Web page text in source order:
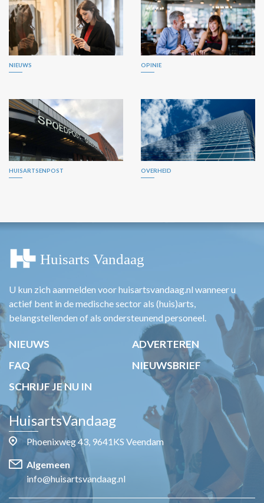
NIEUWS OPINIE
HUISARTSENPOST OVERHEID
U kun zich aanmelden voor huisartsvandaag.nl wanneer u
actief bent in de medische sector als (huis)arts,
belangstellenden of als ondersteunend personeel.
NIEUWS
ADVERTEREN
FAQ
NIEUWSBRIEF
SCHRIJF JE NU IN
HuisartsVandaag
Phoenixweg 43, 9641KS Veendam
Algemeen
info@huisartsvandaag.nl